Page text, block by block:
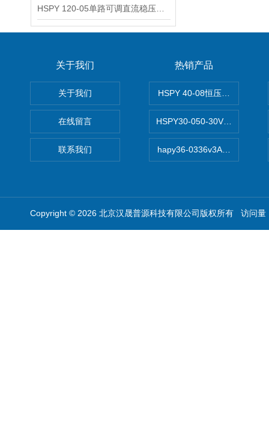
关于我们
关于我们
在线留言
联系我们
热销产品
HSPY 40-08恒压恒流恒功率
HSPY30-050-30V/-05A可调
hapy36-0336v3A高精度小型
Copyright © 2026 北京汉晟普源科技有限公司版权所有 访问量